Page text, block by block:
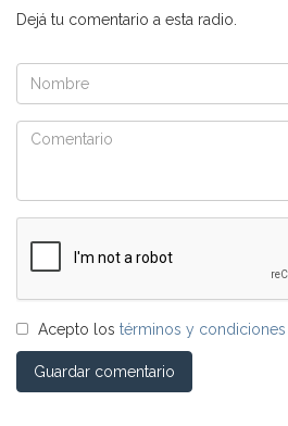
Dejá tu comentario a esta radio.
Acepto los términos y condiciones
Guardar comentario